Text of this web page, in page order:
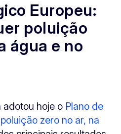
Europeu:
poluição
água e no
adotou hoje o Plano de
zero no ar, na